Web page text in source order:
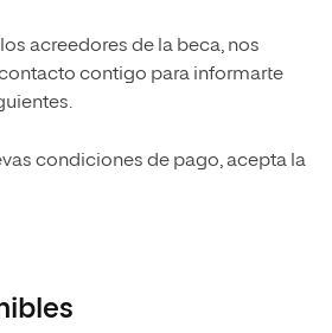
acreedores de la beca, nos
contigo para informarte
condiciones de pago, acepta la